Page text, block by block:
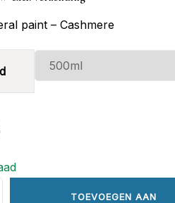
tot
€ 29,95
paint – Cashmere
TOEVOEGEN AAN